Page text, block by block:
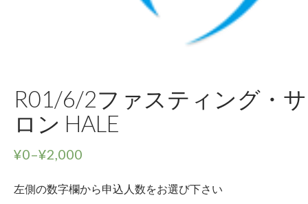
R01/6/2ファスティング・サ
ロン HALE
¥0–¥2,000
左側の数字欄から申込人数をお選び下さい